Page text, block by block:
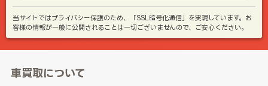
当サイトではプライバシー保護のため、「SSL暗号化通信」を実現しています。お
客様の情報が一般に公開されることは一切ございませんので、ご安心ください。
車買取について